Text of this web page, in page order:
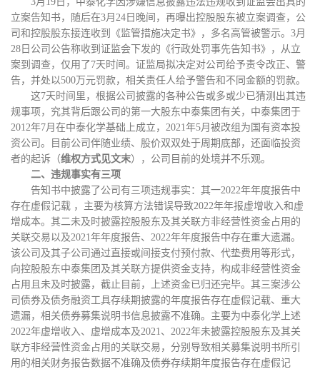
立案告知书，随后在3月24日晚间，再曝出控股股东被立案调查，公
司和控股股东接连收到《监管措施决定书》，多名高管被警示。3月
28日公司公告称收到证监会下发的《行政处罚事先告知书》，从立
案到调查，仅用了 7天时间。证监局拟决定对公司给予责令改正、警
告，并处以500万元罚款，相关责任人给予警告和不同金额的罚款。
这7天时间里，根据公司披露的各种公告或多或少已猜测出其违
规事项，究其背后跟公司的第一大股东中泰集团有关，中泰集团于
2012年7月在中泰化学基础上成立，2021年5月被改组为国有资本投
资公司。目前公司伴随业绩、股价双双处于周期底部，还面临投资
者的起诉（维权方式见文末），公司目前的处境并不乐观。
二、违规事实有三项
告知书中披露了公司有三项违规事实：其一2022年年度报告中
存在虚假记载 ，主要为核算方法错误导致2022年年报虚增收入和虚
增成本。其二未及时披露控股股东及其关联方非经营性资金占用的
关联交易以及2021年年度报告、2022年年度报告中存在重大遗漏。
该公司及其子公司通过直接或间接支付预付款、代垫费用等形式，
向控股股东中泰集团及其关联方提供资金支持，构成非经营性资金
占用且未及时披露，截止目前，上述资金已归还完毕。其三案涉公
司债券及债务融资工具存续期披露的年度报告存在虚假记载、重大
遗漏，相关债券募集说明书信息披露不准确。主要为中泰化学上述
2022年虚增收入、虚增成本及2021、2022年未披露控股股东及其关
联方非经营性资金占用的关联交易，分别导致相关募集说明书所引
用的相关财务报告数据不准确及债券存续期年度报告存在虚假记